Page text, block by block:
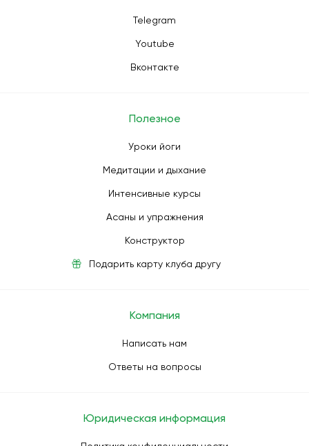
Telegram
Youtube
Вконтакте
Полезное
Уроки йоги
Медитации и дыхание
Интенсивные курсы
Асаны и упражнения
Конструктор
Подарить карту клуба другу
Компания
Написать нам
Ответы на вопросы
Юридическая информация